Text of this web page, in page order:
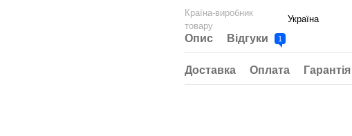
Країна-виробник
товару
Україна
Опис Відгуки 1
Доставка Оплата Гарантія